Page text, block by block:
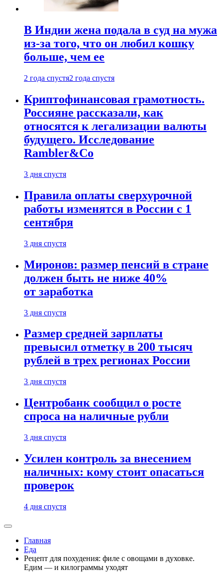
В Индии жена подала в суд на мужа
из-за того, что он любил кошку
больше, чем ее
2 года спустя2 года спустя
Криптофинансовая грамотность.
Россияне рассказали, как
относятся к легализации валюты
будущего. Исследование
Rambler&Co
3 дня спустя
Правила оплаты сверхурочной
работы изменятся в России с 1
сентября
3 дня спустя
Миронов: размер пенсий в стране
должен быть не ниже 40%
от заработка
3 дня спустя
Размер средней зарплаты
превысил отметку в 200 тысяч
рублей в трех регионах России
3 дня спустя
Центробанк сообщил о росте
спроса на наличные рубли
3 дня спустя
Усилен контроль за внесением
наличных: кому стоит опасаться
проверок
4 дня спустя
Главная
Еда
Рецепт для похудения: филе с овощами в духовке.
Едим — и килограммы уходят